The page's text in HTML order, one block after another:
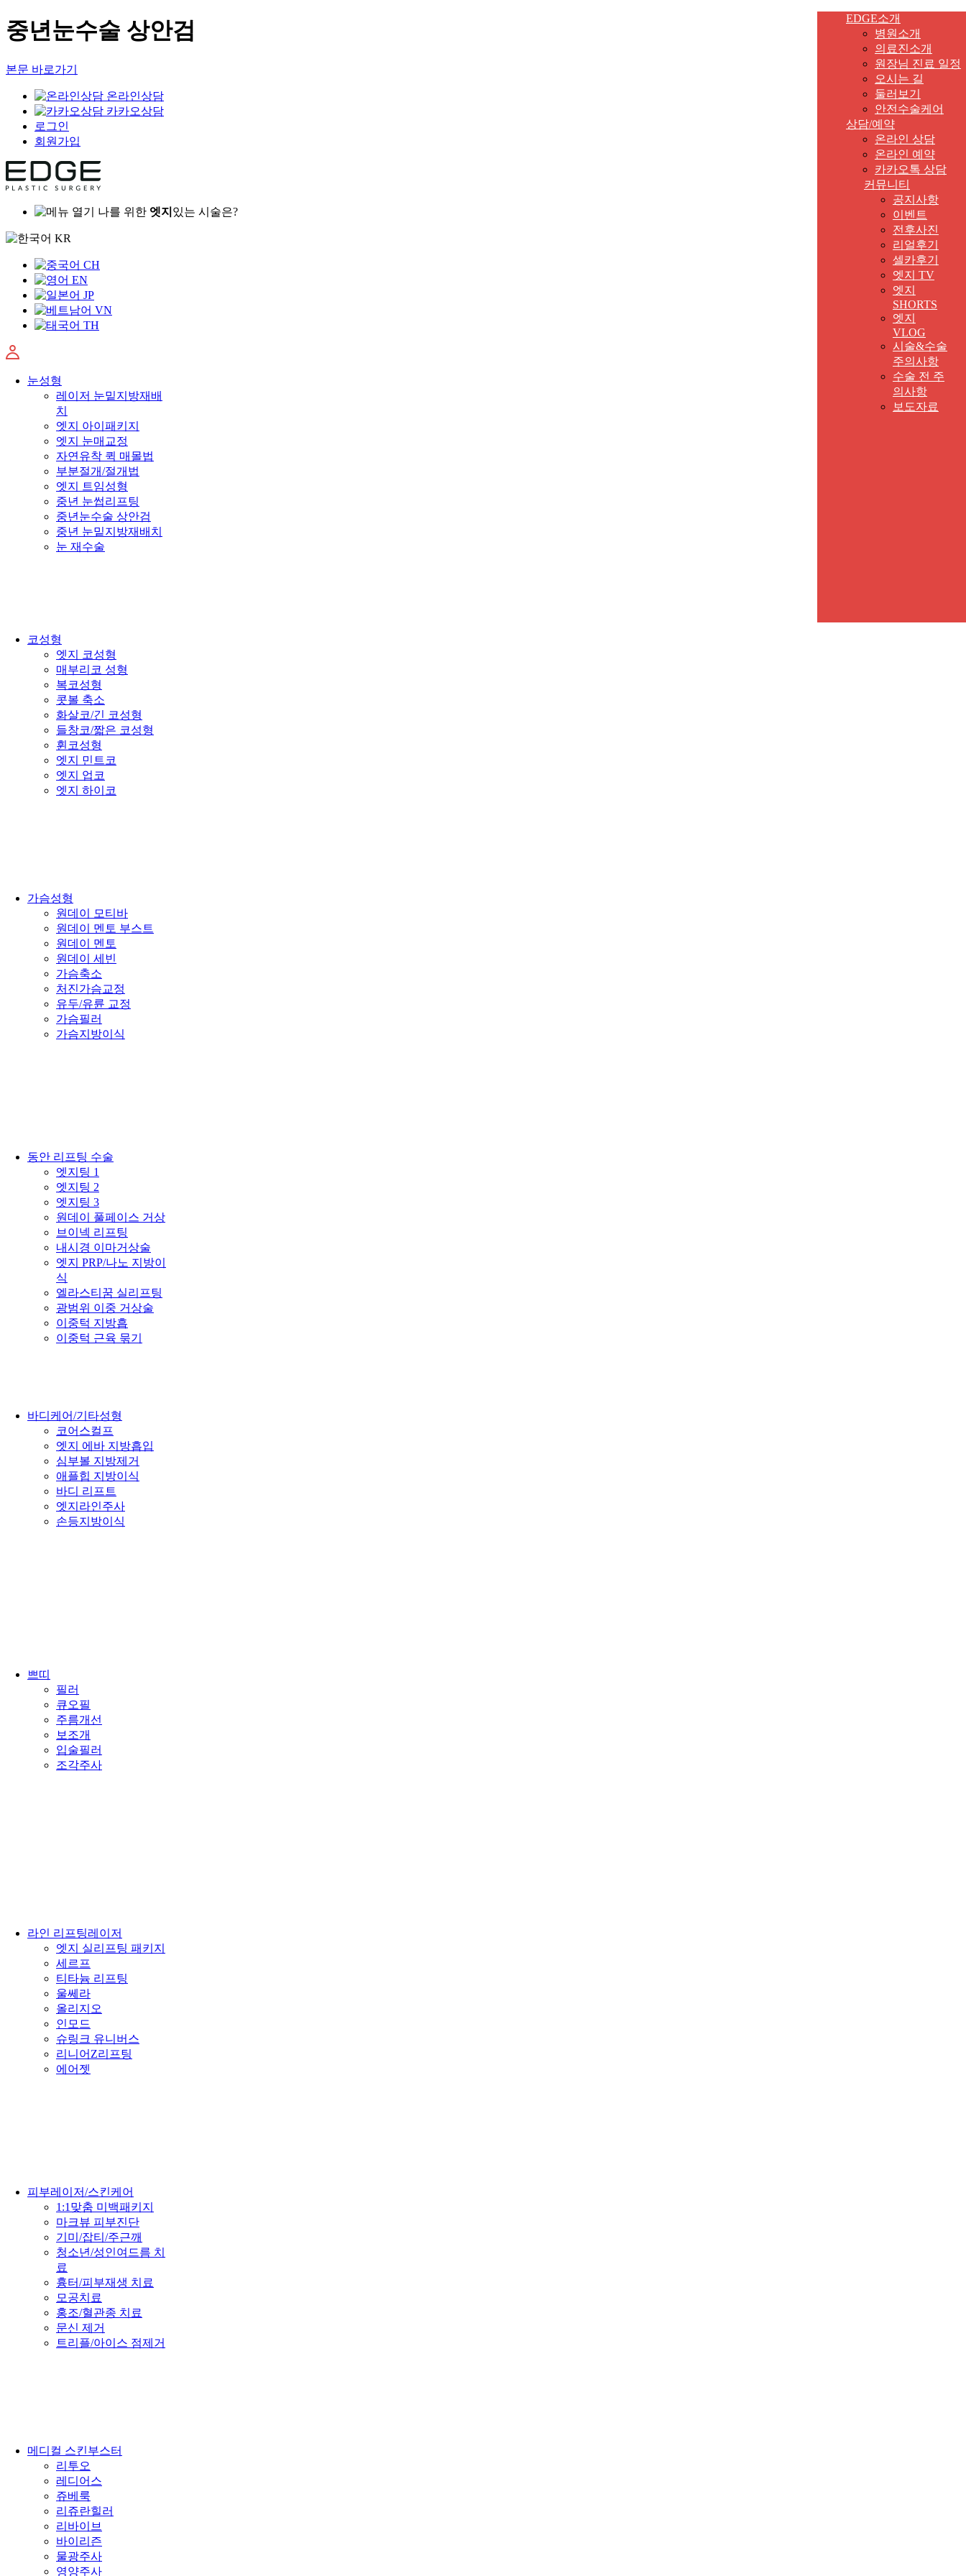
중년눈수술 상안검
본문 바로가기
온라인상담
카카오상담
로그인
회원가입
나를 위한 엣지 있는 시술은?
KR
CH
EN
JP
VN
TH
눈성형
레이저 눈밑지방재배
치
엣지 아이패키지
엣지 눈매교정
자연유착 퀵 매몰법
부분절개/절개법
엣지 트임성형
중년 눈썹리프팅
중년눈수술 상안검
중년 눈밑지방재배치
눈 재수술
코성형
엣지 코성형
매부리코 성형
복코성형
콧볼 축소
화살코/긴 코성형
들창코/짧은 코성형
휜코성형
엣지 민트코
엣지 업코
엣지 하이코
가슴성형
원데이 모티바
원데이 멘토 부스트
원데이 멘토
원데이 세빈
가슴축소
처진가슴교정
유두/유륜 교정
가슴필러
가슴지방이식
동안 리프팅 수술
엣지팅 1
엣지팅 2
엣지팅 3
원데이 풀페이스 거상
브이넥 리프팅
내시경 이마거상술
엣지 PRP/나노 지방이
식
엘라스티꿈 실리프팅
광범위 이중 거상술
이중턱 지방흡
이중턱 근육 묶기
바디케어/기타성형
코어스컬프
엣지 에바 지방흡입
심부볼 지방제거
애플힙 지방이식
바디 리프트
엣지라인주사
손등지방이식
쁘띠
필러
큐오필
주름개선
보조개
입술필러
조각주사
라인 리프팅레이저
엣지 실리프팅 패키지
세르프
티타늄 리프팅
울쎄라
올리지오
인모드
슈링크 유니버스
리니어Z리프팅
에어젯
피부레이저/스킨케어
1:1맞춤 미백패키지
마크뷰 피부진단
기미/잡티/주근깨
청소년/성인여드름 치
료
흉터/피부재생 치료
모공치료
홍조/혈관종 치료
문신 제거
트리플/아이스 점제거
메디컬 스킨부스터
리투오
레디어스
쥬베룩
리쥬란힐러
리바이브
바이리즌
물광주사
영양주사
EDGE소개
병원소개
의료진소개
원장님 진료 일정
오시는 길
둘러보기
안전수술케어
상담/예약
온라인 상담
온라인 예약
카카오톡 상담
커뮤니티
공지사항
이벤트
전후사진
리얼후기
셀카후기
엣지 TV
엣지
SHORTS
엣지
VLOG
시술&수술
주의사항
수술 전 주
의사항
보도자료